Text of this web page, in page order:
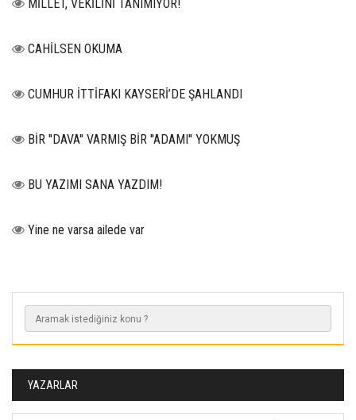
MİLLET, VEKİLİNİ TANIMIYOR!
CAHİLSEN OKUMA
CUMHUR İTTİFAKI KAYSERİ’DE ŞAHLANDI
BİR ''DAVA'' VARMIŞ BİR ''ADAMI'' YOKMUŞ
BU YAZIMI SANA YAZDIM!
Yine ne varsa ailede var
YAZARLAR